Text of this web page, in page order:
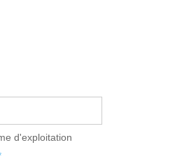
d'exploitation